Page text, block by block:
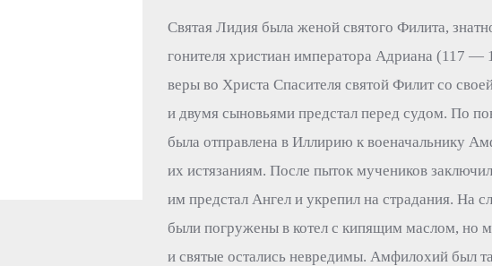
Святая Лидия была женой святого Филита,
гонителя христиан императора Адриана (117 —
веры во Христа Спасителя святой Филит со
и двумя сыновьями предстал перед судом. По
была отправлена в Иллирию к военачальнику
их истязаниям. После пыток мучеников
им предстал Ангел и укрепил на страдания. На
были погружены в котел с кипящим маслом, но
и святые остались невредимы. Амфилохий был